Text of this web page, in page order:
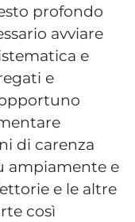
profondo
avviare
e
e
di carenza
ampiamente e
e le altre
così